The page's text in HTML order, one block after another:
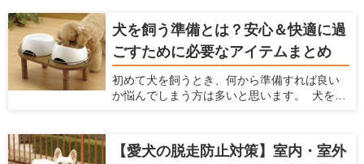
す。たくさんのメーカー、種類がズラリ並ん
でいて、どれを選んで良いか迷ってしまいま
すよね。 そこで今回は、ペットカメラを選ぶ
ときのポイント5つと、おすすめのペットカメ
ラ4つをご紹介いたします
犬を飼う準備とは？安心＆快適に過
ごすために必要なアイテムまとめ
初めて犬を飼うとき、何から準備すれば良い
か悩んでしまう方は多いと思います。 犬を飼
使うものなので、犬を飼う前に準備しておく
と慌てずに済みます。ケガや事故防止に、床
【愛犬の脱走防止対策】室内・室外